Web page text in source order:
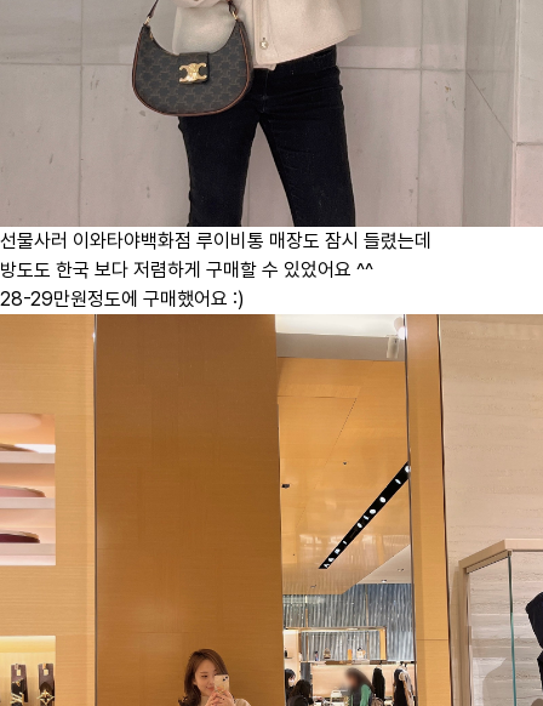
선물사러 이와타야백화점 루이비통 매장도 잠시 들렸는데
방도도 한국 보다 저렴하게 구매할 수 있었어요 ^^
28-29만원정도에 구매했어요 :)